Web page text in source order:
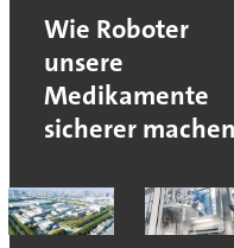
Wie Roboter
unsere
Medikamente
sicherer machen